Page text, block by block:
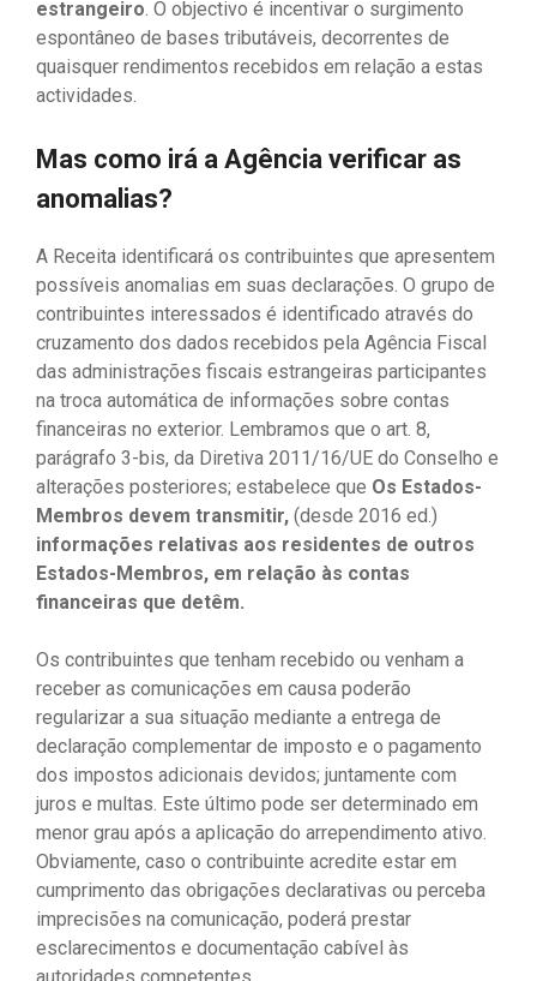
estrangeiro. O objectivo é incentivar o surgimento
espontâneo de bases tributáveis, decorrentes de
quaisquer rendimentos recebidos em relação a estas
actividades.
Mas como irá a Agência verificar as
anomalias?
A Receita identificará os contribuintes que apresentem
possíveis anomalias em suas declarações. O grupo de
contribuintes interessados ​​é identificado através do
cruzamento dos dados recebidos pela Agência Fiscal
das administrações fiscais estrangeiras participantes
na troca automática de informações sobre contas
financeiras no exterior. Lembramos que o art. 8,
parágrafo 3-bis, da Diretiva 2011/16/UE do Conselho e
alterações posteriores; estabelece que Os Estados-
Membros devem transmitir, (desde 2016 ed.)
informações relativas aos residentes de outros
Estados-Membros, em relação às contas
financeiras que detêm.
Os contribuintes que tenham recebido ou venham a
receber as comunicações em causa poderão
regularizar a sua situação mediante a entrega de
declaração complementar de imposto e o pagamento
dos impostos adicionais devidos; juntamente com
juros e multas. Este último pode ser determinado em
menor grau após a aplicação do arrependimento ativo.
Obviamente, caso o contribuinte acredite estar em
cumprimento das obrigações declarativas ou perceba
imprecisões na comunicação, poderá prestar
esclarecimentos e documentação cabível às